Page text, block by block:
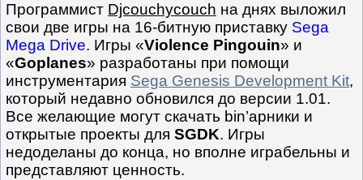
Программист Djcouchycouch на днях выложил
свои две игры на 16-битную приставку Sega
Mega Drive. Игры «Violence Pingouin» и
«Goplanes» разработаны при помощи
инструментария Sega Genesis Development Kit,
который недавно обновился до версии 1.01.
Все желающие могут скачать bin’арники и
открытые проекты для SGDK. Игры
недоделаны до конца, но вполне играбельны и
представляют ценность.